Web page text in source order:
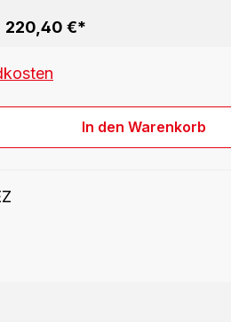
220,40 €*
gewünschten Wert
In den Warenkorb